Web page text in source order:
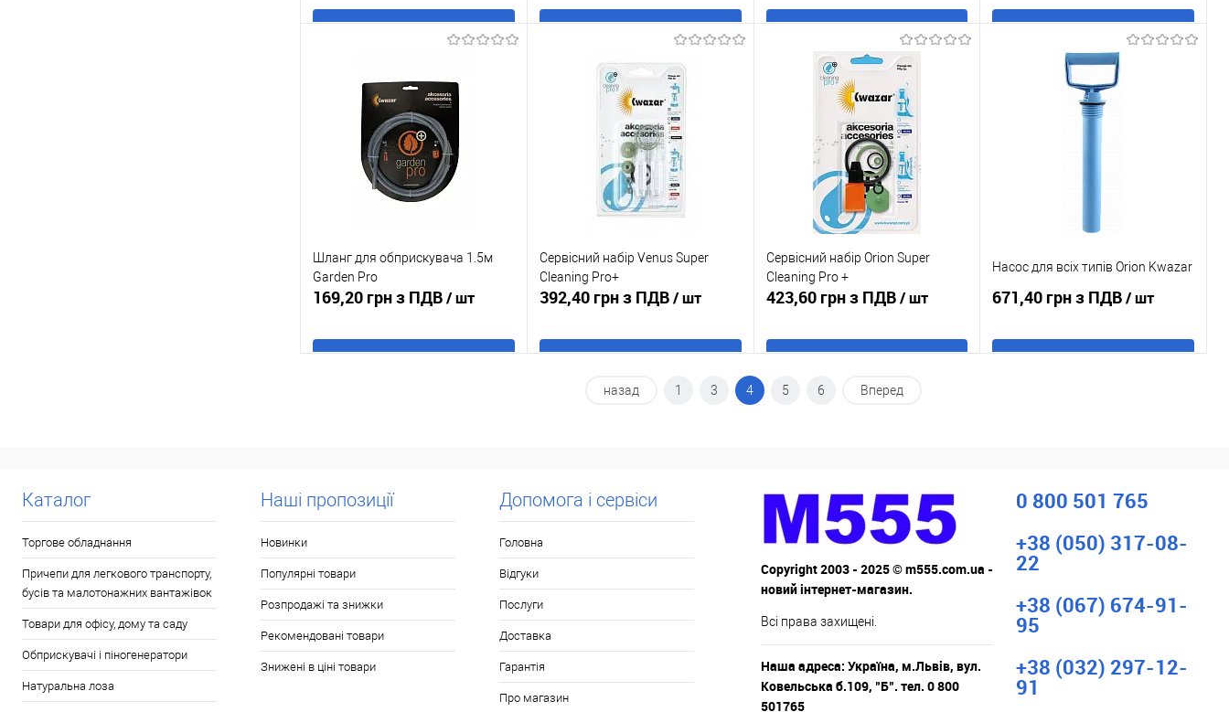
В кошик
Купити в 1 клік
До
порівняння
У обране
В кошик
Купити в 1 клік
До
порівняння
У обране
В наявності
В кошик
Купити в 1 клік
До
порівняння
У обране
В наявності
В кошик
Купити в 1 клік
порівняння
Шланг для обприскувача 1.5м
Garden Pro
169,20 грн з ПДВ/ шт
Сервісний набір Venus Super
Cleaning Pro+
392,40 грн з ПДВ/ шт
Сервісний набір Orion Super
Cleaning Pro +
423,60 грн з ПДВ/ шт
Насос для всіх типів Orion Kwazar
671,40 грн з ПДВ/ шт
назад 1 3 4 5 6 Вперед
Каталог
Торгове обладнання
Причепи для легкового транспорту,
бусів та малотонажних вантажівок
Товари для офісу, дому та саду
Обприскувачі і піногенератори
Натуральна лоза
Наші пропозиції
Новинки
Популярні товари
Розпродажі та знижки
Рекомендовані товари
Знижені в ціні товари
Допомога і сервіси
Головна
Відгуки
Послуги
Доставка
Гарантія
Про магазин
Copyright 2003 - 2025 © m555.com.ua -
новий інтернет-магазин.
Всі права захищені.
Наша адреса: Україна, м.Львів, вул.
Ковельська б.109, "Б". тел. 0 800
501765
0 800 501 765
+38 (050) 317-08-
22
+38 (067) 674-91-
95
+38 (032) 297-12-
91